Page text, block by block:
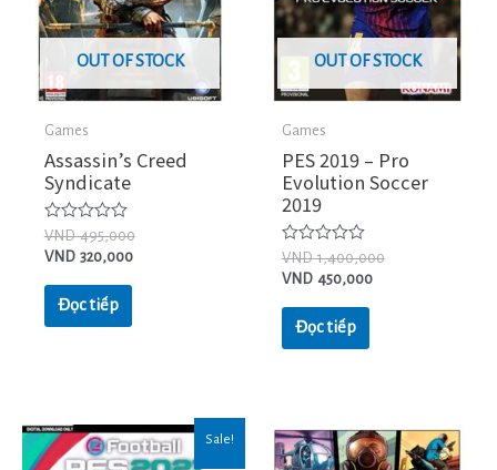
OUT OF STOCK
Games
Assassin’s Creed
Syndicate
Được
xếp
hạng
sao
VND495,000
VND 320,000
Đọc tiếp
OUT OF STOCK
Games
PES 2019 – Pro
Evolution Soccer
2019
Được
xếp
hạng
sao
VND1,400,000
VND 450,000
Đọc tiếp
Sale!